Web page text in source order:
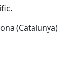
(Catalunya)